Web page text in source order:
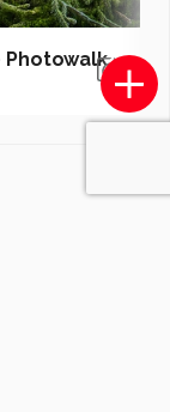
Zoom.nl - Samen op pad - Photowalks Nederland